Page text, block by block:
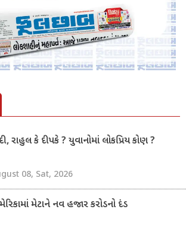
રાહુલ કે દીપકે ? યુવાનોમાં લોકપ્રિય કોણ ?
08, Sat, 2026
મેટાને નવ હજાર કરોડનો દંડ